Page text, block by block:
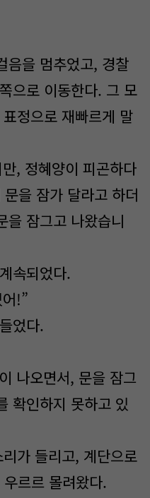
음을 멈추었고, 경찰
으로 이동한다. 그 모
정으로 재빠르게 말
, 정혜양이 피곤하다
을 잠가 달라고 하더
을 잠그고 나왔습니
속되었다.
!”
었다.
나오면서, 문을 잠그
확인하지 못하고 있
가 들리고, 계단으로
르르 몰려왔다.